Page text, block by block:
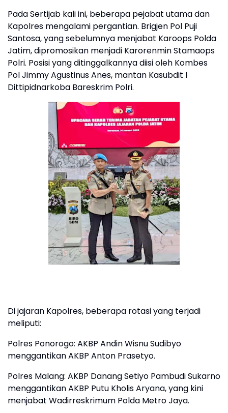
Pada Sertijab kali ini, beberapa pejabat utama dan
Kapolres mengalami pergantian. Brigjen Pol Puji
Santosa, yang sebelumnya menjabat Karoops Polda
Jatim, dipromosikan menjadi Karorenmin Stamaops
Polri. Posisi yang ditinggalkannya diisi oleh Kombes
Pol Jimmy Agustinus Anes, mantan Kasubdit I
Dittipidnarkoba Bareskrim Polri.
Di jajaran Kapolres, beberapa rotasi yang terjadi
meliputi:
Polres Ponorogo: AKBP Andin Wisnu Sudibyo
menggantikan AKBP Anton Prasetyo.
Polres Malang: AKBP Danang Setiyo Pambudi Sukarno
menggantikan AKBP Putu Kholis Aryana, yang kini
menjabat Wadirreskrimum Polda Metro Jaya.